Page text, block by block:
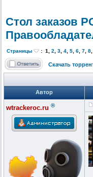
Стол заказов
Правообладат
Страницы : 1, 2, 3, 4, 5, 6, 7, 8,
Скачать
Автор
wtrackeroc.ru ®